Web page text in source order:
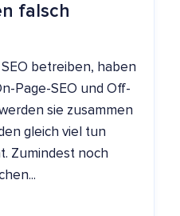
falsch
betreiben, haben
Page-SEO und Off-
sie zusammen
gleich viel tun
Zumindest noch